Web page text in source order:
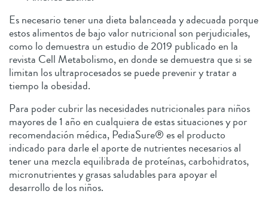
Es necesario tener una dieta balanceada y adecuada porque
estos alimentos de bajo valor nutricional son perjudiciales,
como lo demuestra un estudio de 2019 publicado en la
revista Cell Metabolismo, en donde se demuestra que si se
limitan los ultraprocesados se puede prevenir y tratar a
tiempo la obesidad.
Para poder cubrir las necesidades nutricionales para niños
mayores de 1 año en cualquiera de estas situaciones y por
recomendación médica, PediaSure® es el producto
indicado para darle el aporte de nutrientes necesarios al
tener una mezcla equilibrada de proteínas, carbohidratos,
micronutrientes y grasas saludables para apoyar el
desarrollo de los niños.